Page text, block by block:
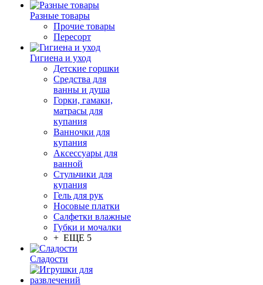
Разные товары
Прочие товары
Пересорт
Гигиена и уход
Детские горшки
Средства для
ванны и душа
Горки, гамаки,
матрасы для
купания
Ванночки для
купания
Аксессуары для
ванной
Стульчики для
купания
Гель для рук
Носовые платки
Салфетки влажные
Губки и мочалки
+ ЕЩЕ 5
Сладости